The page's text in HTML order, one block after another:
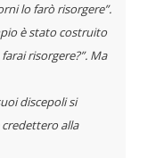
lo farò risorgere”.
è stato costruito
risorgere?”. Ma
discepoli si
alla